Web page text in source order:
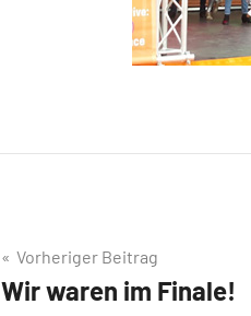
Beitragsnavigation
Vorheriger Beitrag
Wir waren im Finale!